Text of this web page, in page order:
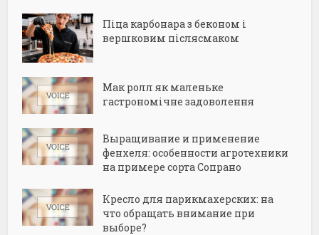
Піца карбонара з беконом і
вершковим післясмаком
Мак ролл як маленьке
гастрономічне задоволення
Выращивание и применение
фенхеля: особенности агротехники
на примере сорта Сопрано
Кресло для парикмахерских: на
что обращать внимание при
выборе?